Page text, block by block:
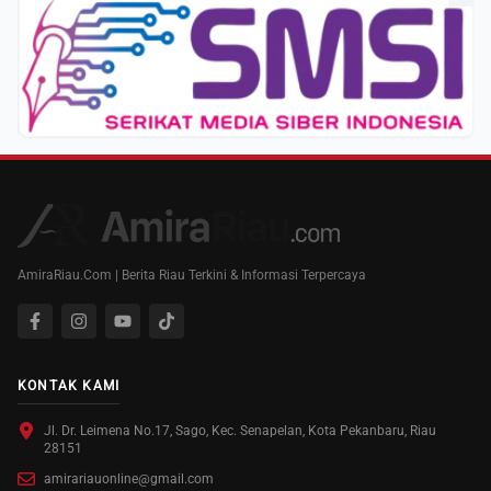
AmiraRiau.Com | Berita Riau Terkini & Informasi Terpercaya
KONTAK KAMI
Jl. Dr. Leimena No.17, Sago, Kec. Senapelan, Kota Pekanbaru, Riau
28151
amirariauonline@gmail.com